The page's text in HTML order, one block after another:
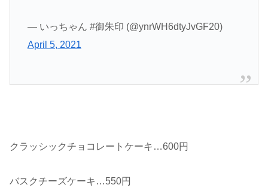
— いっちゃん #御朱印 (@ynrWH6dtyJvGF20)
April 5, 2021
クラッシックチョコレートケーキ…600円
バスクチーズケーキ…550円